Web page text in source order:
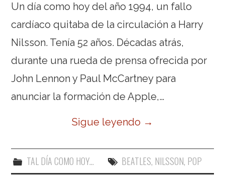
Un día como hoy del año 1994, un fallo
cardíaco quitaba de la circulación a Harry
Nilsson. Tenía 52 años. Décadas atrás,
durante una rueda de prensa ofrecida por
John Lennon y Paul McCartney para
anunciar la formación de Apple,…
Sigue leyendo →
TAL DÍA COMO HOY... BEATLES, NILSSON, POP